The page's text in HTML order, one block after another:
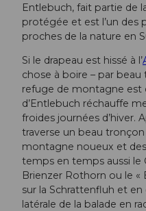
Entlebuch, fait partie de
protégée et est l’un des
proches de la nature en
Si le drapeau est hissé à l’
chose à boire – par
refuge de montagne est
d’Entlebuch réchauffe
froides journées d’hiver.
traverse un beau
montagne noueux et
temps en temps aussi le
Brienzer Rothorn ou le «
sur la Schrattenfluh et
latérale de la balade en